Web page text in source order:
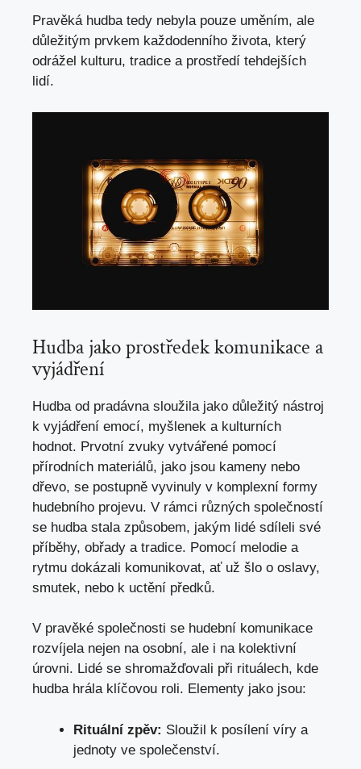
Pravěká hudba tedy nebyla pouze uměním, ale‍
důležitým prvkem⁤ každodenního života, který
odrážel kulturu, ‍tradice a prostředí tehdejších⁤
lidí.
Hudba jako prostředek komunikace a
vyjádření
Hudba od pradávna sloužila jako důležitý nástroj
k vyjádření emocí, myšlenek a kulturních
hodnot. Prvotní zvuky vytvářené pomocí
přírodních materiálů,⁢ jako jsou kameny nebo
dřevo,‌ se postupně vyvinuly v komplexní formy
hudebního projevu. V rámci různých společností
se hudba stala způsobem, jakým lidé sdíleli své
příběhy, obřady a tradice. Pomocí melodie a
rytmu ⁤dokázali komunikovat, ať už šlo o oslavy,
smutek, ⁣nebo k uctění⁣ předků.
V pravěké společnosti se hudební komunikace
rozvíjela⁢ nejen na osobní, ale i na‍ kolektivní
úrovni. Lidé se‌ shromažďovali při rituálech, kde
hudba hrála klíčovou ⁢roli. Elementy jako jsou:
Rituální zpěv: Sloužil k posílení víry​ a
jednoty ve společenství.